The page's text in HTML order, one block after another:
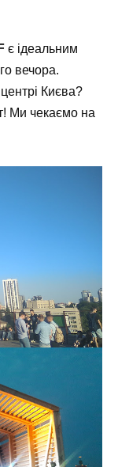
є ідеальним
вечора.
Києва?
Ми чекаємо на